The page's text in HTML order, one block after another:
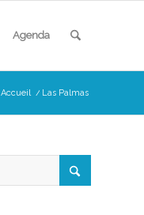
Agenda
Accueil / Las Palmas